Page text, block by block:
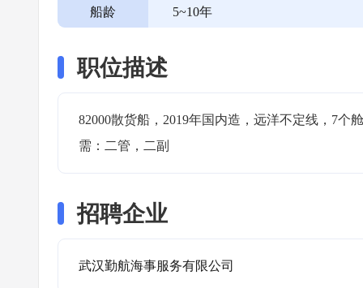
船龄 5~10年
职位描述
82000散货船，2019年国内造，远洋不定线，7个
需：二管，二副
招聘企业
武汉勤航海事服务有限公司